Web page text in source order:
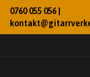
0760 055 056 |